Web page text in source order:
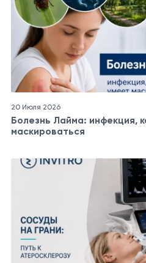
20 Июля 2026
Болезнь Лайма: инфекция,
маскироваться